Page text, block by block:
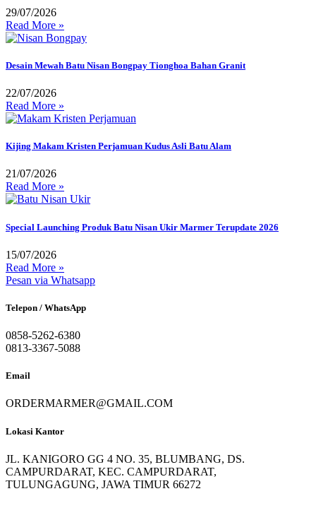
29/07/2026
Read More »
Desain Mewah Batu Nisan Bongpay Tionghoa Bahan Granit
22/07/2026
Read More »
Kijing Makam Kristen Perjamuan Kudus Asli Batu Alam
21/07/2026
Read More »
Special Launching Produk Batu Nisan Ukir Marmer Terupdate 2026
15/07/2026
Read More »
Pesan via Whatsapp
Telepon / WhatsApp
0858-5262-6380
0813-3367-5088
Email
ORDERMARMER@GMAIL.COM
Lokasi Kantor
JL. KANIGORO GG 4 NO. 35, BLUMBANG, DS.
CAMPURDARAT, KEC. CAMPURDARAT,
TULUNGAGUNG, JAWA TIMUR 66272